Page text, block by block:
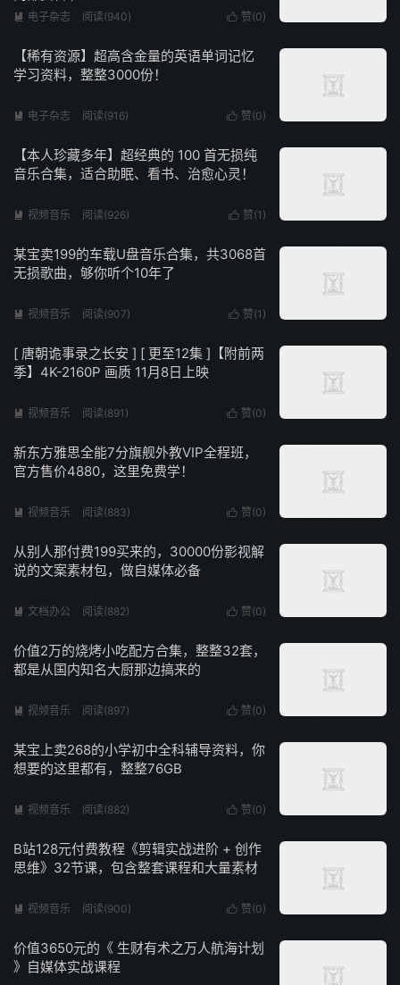
 赞(0)
 电子杂志 阅读(940)
【稀有资源】超高含金量的英语单词记忆
学习资料，整整3000份！
 赞(0)
 电子杂志 阅读(916)
【本人珍藏多年】超经典的 100 首无损纯
音乐合集，适合助眠、看书、治愈心灵！
 赞(1 )
 视频音乐 阅读(926)
某宝卖199的车载U盘音乐合集，共3068首
无损歌曲，够你听个10年了
 赞(1 )
 视频音乐 阅读(907)
[ 唐朝诡事录之长安 ] [ 更至12集 ]【附前两
季】4K-2160P 画质 11月8日上映
 赞(0)
 视频音乐 阅读(891)
新东方雅思全能7分旗舰外教VIP全程班，
官方售价4880，这里免费学！
 赞(0)
 视频音乐 阅读(883)
从别人那付费199买来的，30000份影视解
说的文案素材包，做自媒体必备
 赞(0)
 文档办公 阅读(882)
价值2万的烧烤小吃配方合集，整整32套，
都是从国内知名大厨那边搞来的
 赞(0)
 视频音乐 阅读(897)
某宝上卖268的小学初中全科辅导资料，你
想要的这里都有，整整76GB
 赞(0)
 视频音乐 阅读(882)
B站128元付费教程《剪辑实战进阶 + 创作
思维》32节课，包含整套课程和大量素材
 赞(0)
 视频音乐 阅读(900)
价值3650元的《 生财有术之万人航海计划
》自媒体实战课程